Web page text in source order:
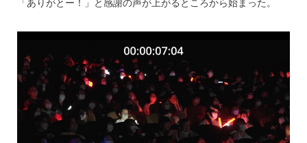
「ありがとー！」と感謝の声が上がるところから始まった。